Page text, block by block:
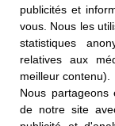
publicités et
vous. Nous les
statistiques
relatives aux
meilleur contenu).
Nous partageons
de notre site